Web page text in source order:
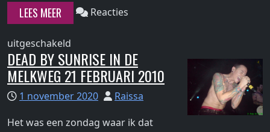
"Up
Chester
en
Mike
in
Melkweg
LEES MEER Reacties
uitgeschakeld
Up
Close
met
Chester
Mike
DEAD BY SUNRISE IN DE
MELKWEG 21 FEBRUARI 2010
1 november 2020
Raissa
Het was een zondag waar ik dat